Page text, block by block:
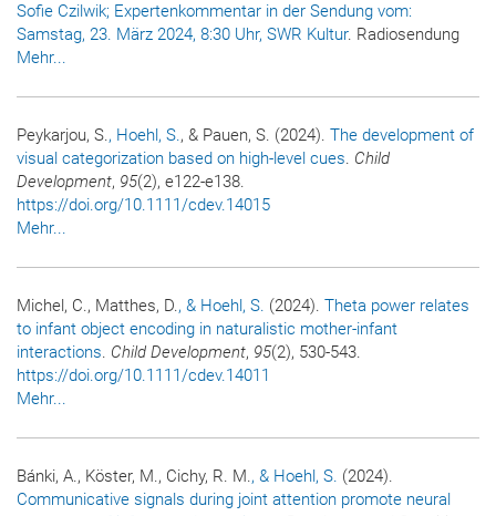
Sofie Czilwik; Expertenkommentar in der Sendung vom:
Samstag, 23. März 2024, 8:30 Uhr, SWR Kultur. Radiosendung
Mehr...
Peykarjou, S., Hoehl, S., & Pauen, S. (2024). The development of
visual categorization based on high-level cues. Child
Development, 95(2), e122-e138.
https://doi.org/10.1111/cdev.14015
Mehr...
Michel, C., Matthes, D., & Hoehl, S. (2024). Theta power relates
to infant object encoding in naturalistic mother-infant
interactions. Child Development, 95(2), 530-543.
https://doi.org/10.1111/cdev.14011
Mehr...
Bánki, A., Köster, M., Cichy, R. M., & Hoehl, S. (2024).
Communicative signals during joint attention promote neural